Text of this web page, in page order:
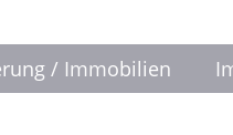
/ Immobilien